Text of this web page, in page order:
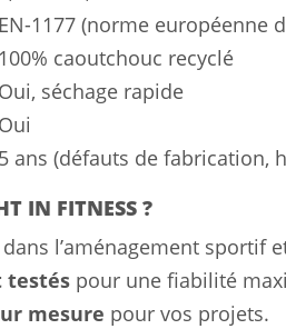
EN-1177 (norme européenne
100% caoutchouc recyclé
Oui, séchage rapide
Oui
5 ans (défauts de fabrication,
IN FITNESS ?
dans l’aménagement sportif
testés pour une fiabilité
mesure pour vos projets.